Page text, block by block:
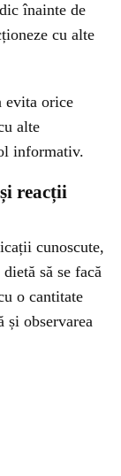
înainte de
cu alte
evita orice
alte
informativ.
reacții
cunoscute,
să se facă
o cantitate
observarea